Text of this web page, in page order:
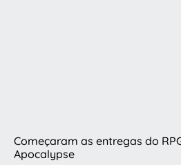
Começaram as entregas do
Apocalypse